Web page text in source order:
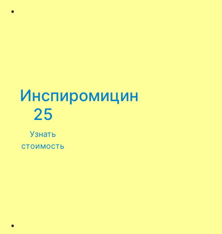
Инспиромицин
25
Узнать
стоимость